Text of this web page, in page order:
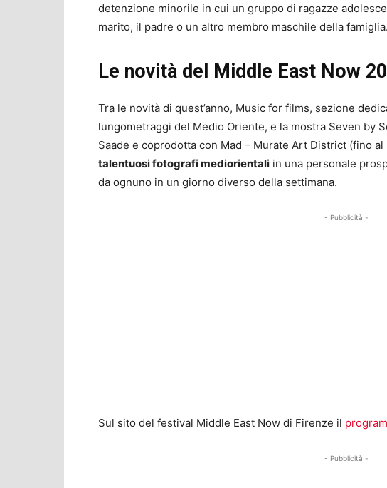
detenzione minorile in cui un gruppo di ragazze
marito, il padre o un altro membro maschile della famiglia.
Le novità del Middle East Now
Tra le novità di quest’anno, Music for films, sezione
lungometraggi del Medio Oriente, e la mostra Seven by
Saade e coprodotta con Mad – Murate Art District (fino
talentuosi fotografi mediorientali in una personale
da ognuno in un giorno diverso della settimana.
- Pubblicità -
Sul sito del festival Middle East Now di Firenze il
- Pubblicità -